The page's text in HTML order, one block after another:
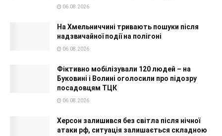
06.08.2026
На Хмельниччині тривають пошуки після
надзвичайної події на полігоні
06.08.2026
Фіктивно мобілізували 120 людей – на
Буковині і Волині оголосили про підозру
посадовцям ТЦК
06.08.2026
Херсон залишився без світла після нічної
атаки рф, ситуація залишається складною